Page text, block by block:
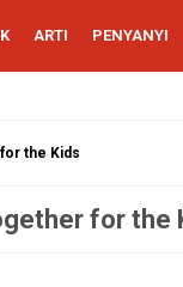
ARTI PENYANYI
the Kids
for the